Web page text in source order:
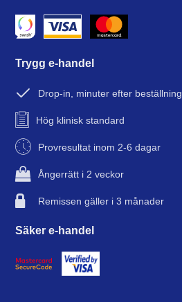
Trygg e-handel
Drop-in, minuter efter beställning
Hög klinisk standard
Provresultat inom 2-6 dagar
Ångerrätt i 2 veckor
Remissen gäller i 3 månader
Säker e-handel